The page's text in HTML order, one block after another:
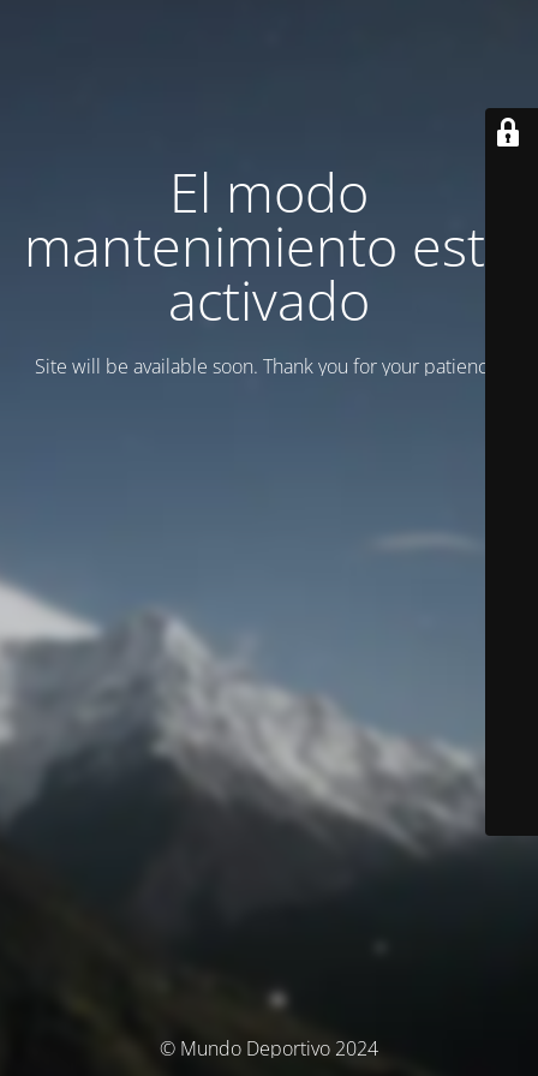
El modo
mantenimiento está
activado
Site will be available soon. Thank you for your patience!
© Mundo Deportivo 2024